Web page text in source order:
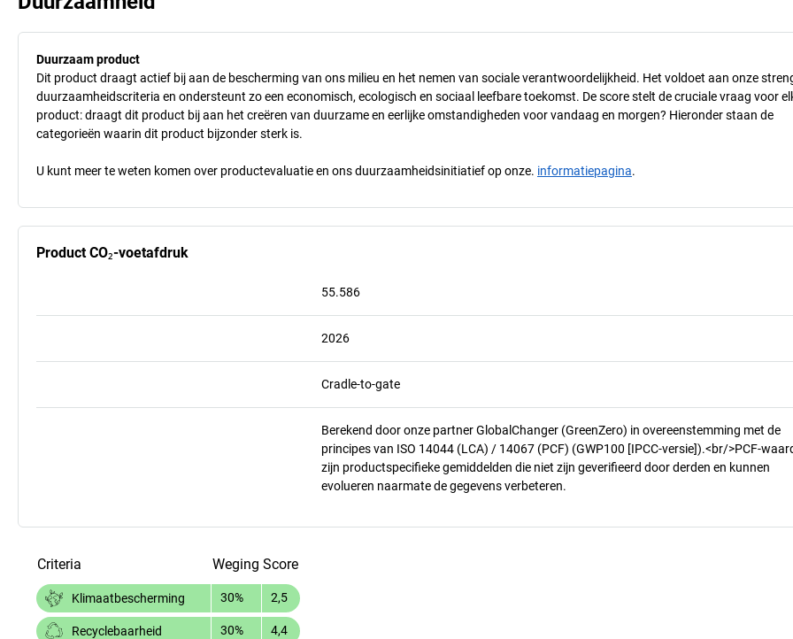
Duurzaam product
Dit product draagt actief bij aan de bescherming van ons milieu en het nemen van sociale verantwoordelijkheid. Het voldoet aan onze
duurzaamheidscriteria en ondersteunt zo een economisch, ecologisch en sociaal leefbare toekomst. De score stelt de cruciale vraag voor
product: draagt dit product bij aan het creëren van duurzame en eerlijke omstandigheden voor vandaag en morgen? Hieronder staan de
categorieën waarin dit product bijzonder sterk is.
U kunt meer te weten komen over productevaluatie en ons duurzaamheidsinitiatief op onze. informatiepagina.
Product CO₂-voetafdruk
55.586
2026
Cradle-to-gate
Berekend door onze partner GlobalChanger (GreenZero) in overeenstemming met de
principes van ISO 14044 (LCA) / 14067 (PCF) (GWP100 [IPCC-versie]).<br/>PCF-
zijn productspecifieke gemiddelden die niet zijn geverifieerd door derden en kunnen
evolueren naarmate de gegevens verbeteren.
Criteria Weging Score
Klimaatbescherming 30% 2,5
Recyclebaarheid 30% 4,4